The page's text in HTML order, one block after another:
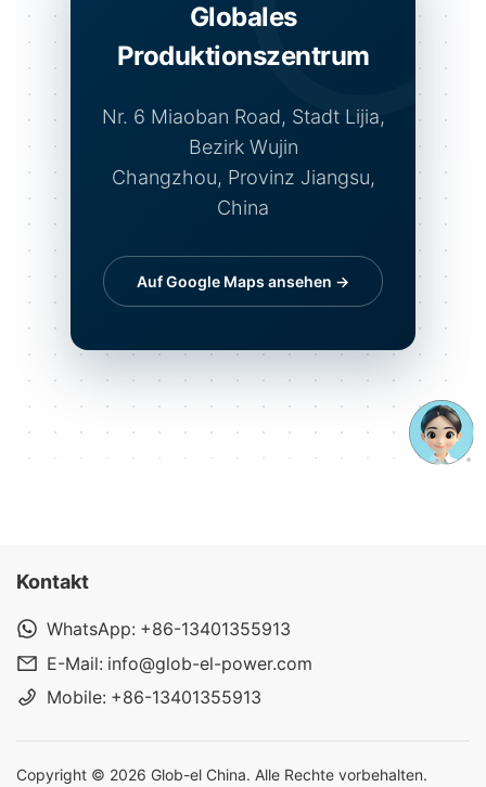
Globales
Produktionszentrum
Nr. 6 Miaoban Road, Stadt Lijia,
Bezirk Wujin
Changzhou, Provinz Jiangsu,
China
Auf Google Maps ansehen →
Kontakt
WhatsApp: +86-13401355913
E-Mail: info@glob-el-power.com
Mobile: +86-13401355913
Copyright © 2026 Glob-el China. Alle Rechte vorbehalten.